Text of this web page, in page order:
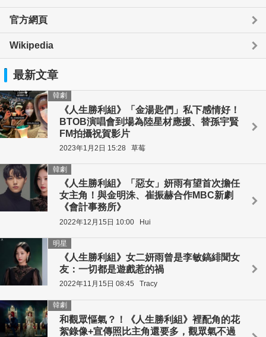
官方網頁
Wikipedia
最新文章
《人生勝利組》「金湯匙們」私下感情好！
BTOB演唱會到場為陸星材應援、替孫宇賢
FM拍攝祝賀影片
韓劇
2023年1月2日 15:28 草莓
《人生勝利組》「惡女」妍雨有望首次擔任
女主角！與金明洙、崔振赫合作MBC新劇
《會計事務所》
韓劇
2022年12月15日 10:00 Hui
《人生勝利組》女二妍雨曾是李敏鎬緋聞女
友：一切都是遊戲惹的禍
明星
2022年11月15日 08:45 Tracy
和觀眾慪氣？！《人生勝利組》裡配角的花
絮錄像+宣傳照比主角還要多，觀眾氣不過
韓劇